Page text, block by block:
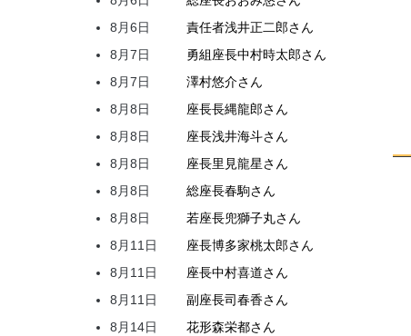
8月6日
責任者浅井正二郎さん
8月7日
勇組座長中村時太郎さん
8月7日
澤村悠介さん
8月8日
座長長縄龍郎さん
8月8日
座長浅井海斗さん
8月8日
座長里見龍星さん
8月8日
総座長春駒さん
8月8日
若座長兜獅子丸さん
8月11日
座長博多家桃太郎さん
8月11日
座長中村喜道さん
8月11日
副座長司春香さん
8月14日
花形森栄都さん